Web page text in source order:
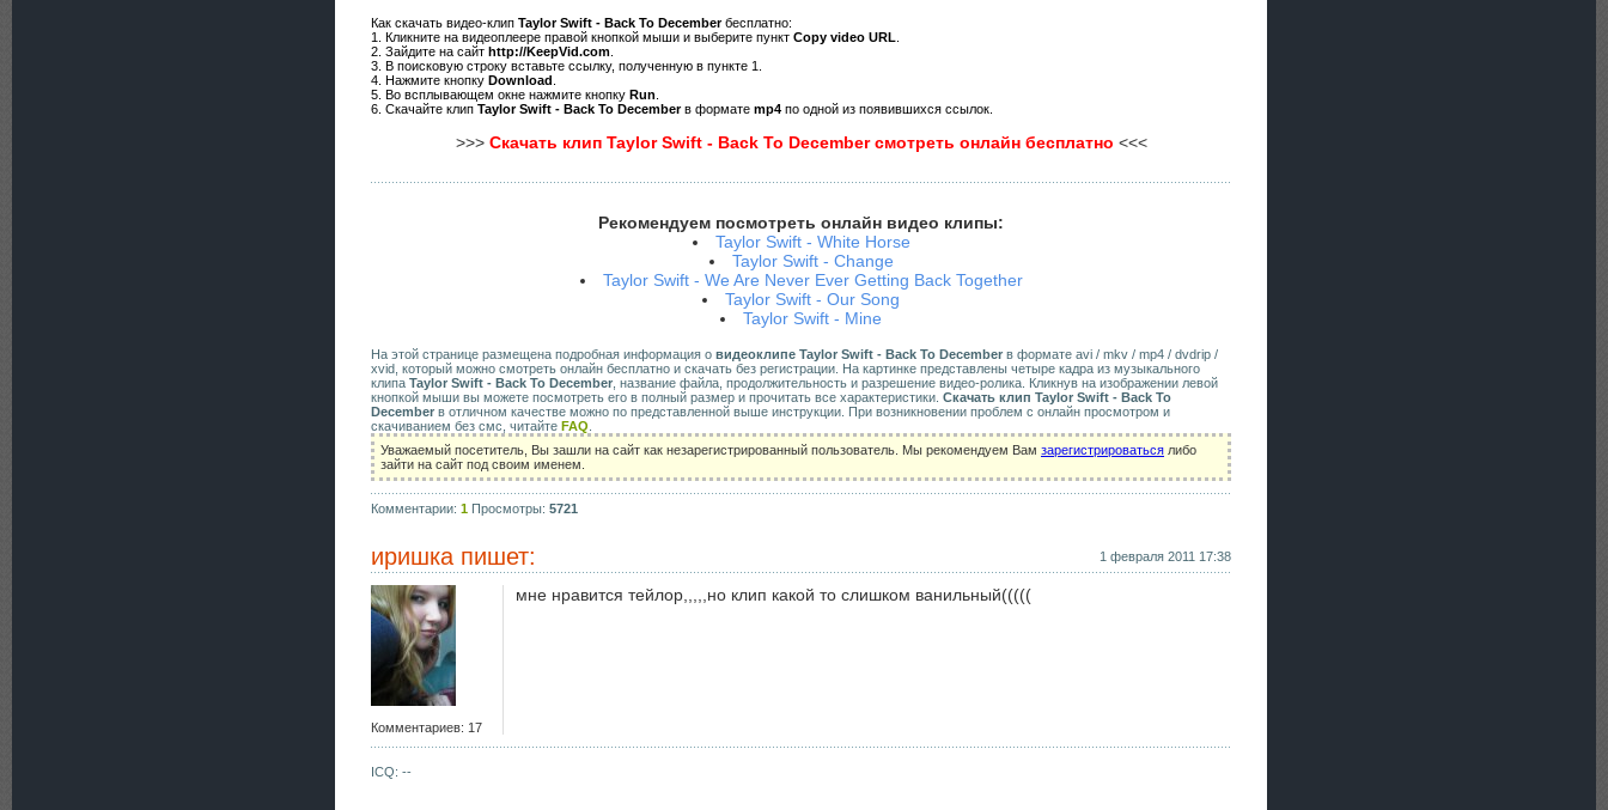
Как скачать видео-клип Taylor Swift - Back To Decemberбесплатно:
1. Кликните на видеоплеере правой кнопкой мыши и выберите пункт Copy video URL
2. Зайдите на сайт http://KeepVid.com
3. В поисковую строку вставьте ссылку, полученную в пункте 1.
4. Нажмите кнопку Download
5. Во всплывающем окне нажмите кнопку Run
6. Скачайте клип Taylor Swift - Back To Decemberв формате mp4 по одной из появившихся ссылок.
>>> Скачать клип Taylor Swift - Back To December смотреть онлайн бесплатно <<<
Рекомендуем посмотреть онлайн видео клипы:
Taylor Swift - White Horse
Taylor Swift - Change
Taylor Swift - We Are Never Ever Getting Back Together
Taylor Swift - Our Song
Taylor Swift - Mine
На этой странице размещена подробная информация о видеоклипе Taylor Swift - Back To December в формате avi / mkv / mp4 / dvdrip /
xvid, который можно смотреть онлайн бесплатно и скачать без регистрации. На картинке представлены четыре кадра из музыкального
клипа Taylor Swift - Back To December , название файла, продолжительность и разрешение видео-ролика. Кликнув на изображении левой
кнопкой мыши вы можете посмотреть его в полный размер и прочитать все характеристики. Скачать клип Taylor Swift - Back To
December в отличном качестве можно по представленной выше инструкции. При возникновении проблем с онлайн просмотром и
скачиванием без смс, читайте FAQ
Уважаемый посетитель, Вы зашли на сайт как незарегистрированный пользователь. Мы рекомендуем Вам зарегистрироваться либо
зайти на сайт под своим именем.
Комментарии: 1 Просмотры: 5721
иришка пишет: 1 февраля 2011 17:38
Комментариев: 17
мне нравится тейлор,,,,,но клип какой то слишком ванильный(((((
ICQ: --